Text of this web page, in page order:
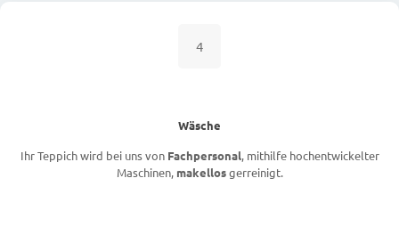
4
Wäsche
Ihr Teppich wird bei uns von Fachpersonal, mithilfe hochentwickelter
Maschinen, makellosgerreinigt.